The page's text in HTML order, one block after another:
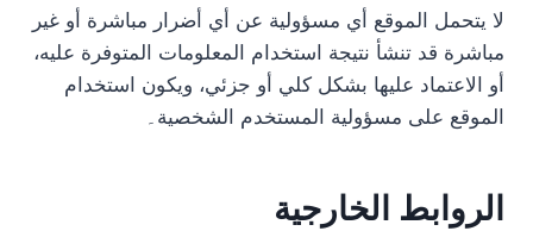
لا يتحمل الموقع أي مسؤولية عن أي أضرار مباشرة أو غير
مباشرة قد تنشأ نتيجة استخدام المعلومات المتوفرة عليه،
أو الاعتماد عليها بشكل كلي أو جزئي، ويكون استخدام
الموقع على مسؤولية المستخدم الشخصية۔
الروابط الخارجية